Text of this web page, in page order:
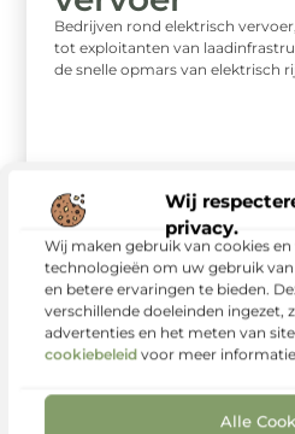
Wij
privacy.
Wij maken gebruik van cookies
technologieën om uw gebruik
en betere ervaringen te bieden.
verschillende doeleinden ingezet,
advertenties en het meten van
cookiebeleid voor meer informatie.
Alle
Bedrijven rond elektrisch
tot exploitanten van
de snelle opmars van elektrisch